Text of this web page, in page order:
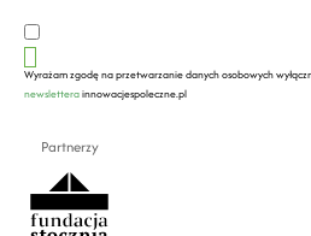
Wyrażam zgodę na przetwarzanie danych osobowych
newsletterainnowacjespoleczne.pl
Partnerzy